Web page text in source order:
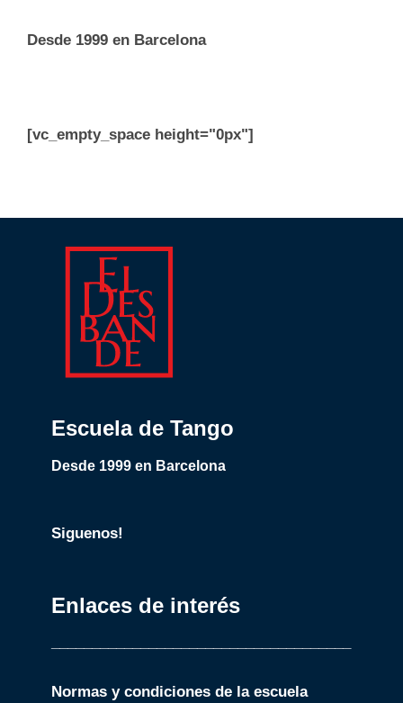
Desde 1999 en Barcelona
[vc_empty_space height="0px"]
Escuela de Tango
Desde 1999 en Barcelona
Siguenos!
Enlaces de interés
Normas y condiciones de la escuela